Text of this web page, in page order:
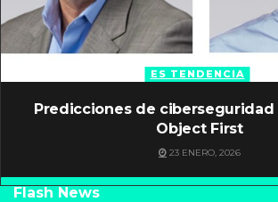
ES TENDENCIA
Predicciones de ciberseguridad
Object First
23 ENERO, 2026
Flash News